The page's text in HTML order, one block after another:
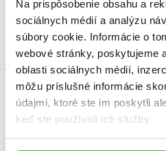
Na prispôsobenie obsahu a
sociálnych médií a analýzu
súbory cookie. Informácie o
webové stránky, poskytujeme
oblasti sociálnych médií,
môžu príslušné informácie
údajmi, ktoré ste im poskytli
keď ste používali ich služby.
Väzba
Autor